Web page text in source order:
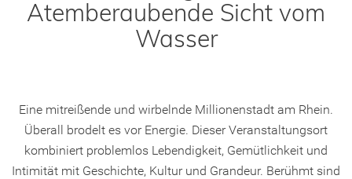
Atemberaubende Sicht vom
Wasser
Eine mitreißende und wirbelnde Millionenstadt am Rhein.
Überall brodelt es vor Energie. Dieser Veranstaltungsort
kombiniert problemlos Lebendigkeit, Gemütlichkeit und
Intimität mit Geschichte, Kultur und Grandeur. Berühmt sind